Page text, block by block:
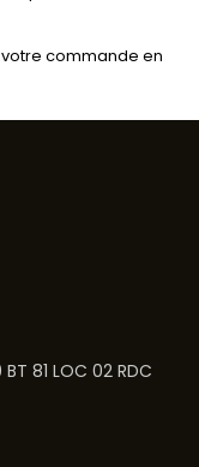
commande en
BT 81 LOC 02 RDC